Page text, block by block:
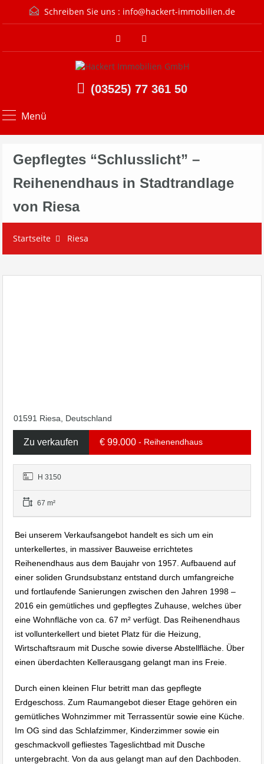
Schreiben Sie uns : info@hackert-immobilien.de
(03525) 77 361 50
Menü
Gepflegtes “Schlusslicht” –
Reihenendhaus in Stadtrandlage
von Riesa
Startseite Riesa
01591 Riesa, Deutschland
Zu verkaufen € 99.000 - Reihenendhaus
H 3150
67 m²
Bei unserem Verkaufsangebot handelt es sich um ein
unterkellertes, in massiver Bauweise errichtetes
Reihenendhaus aus dem Baujahr von 1957. Aufbauend auf
einer soliden Grundsubstanz entstand durch umfangreiche
und fortlaufende Sanierungen zwischen den Jahren 1998 –
2016 ein gemütliches und gepflegtes Zuhause, welches über
eine Wohnfläche von ca. 67 m² verfügt. Das Reihenendhaus
ist vollunterkellert und bietet Platz für die Heizung,
Wirtschaftsraum mit Dusche sowie diverse Abstellfläche. Über
einen überdachten Kellerausgang gelangt man ins Freie.
Durch einen kleinen Flur betritt man das gepflegte
Erdgeschoss. Zum Raumangebot dieser Etage gehören ein
gemütliches Wohnzimmer mit Terrassentür sowie eine Küche.
Im OG sind das Schlafzimmer, Kinderzimmer sowie ein
geschmackvoll gefliestes Tageslichtbad mit Dusche
untergebracht. Von da aus gelangt man auf den Dachboden.